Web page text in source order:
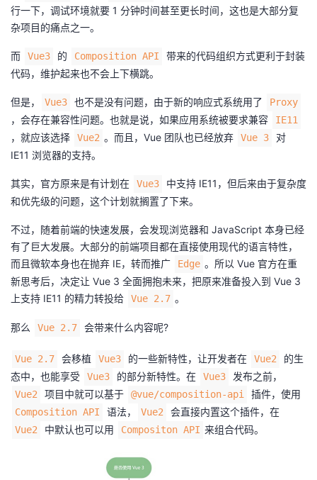
者
学
堂
我
的
课
程
我
的
认
证
我
的
实
验
我
的
收
藏
支
持
的
技
术
支
持
我
的
云
声
建
议
行一下，调试环境就要 1 分钟时间甚至更长时间，这也是大部分复
杂项目的痛点之一。
而 Vue3 的 Composition API
带来的代码组织方式更利于封装
代码，维护起来也不会上下横跳。
但是， Vue3 也不是没有问题，由于新的响应式系统用了 Proxy
，会存在兼容性问题。也就是说，如果应用系统被要求兼容 IE11
，就应该选择 Vue2 。而且，Vue 团队也已经放弃 Vue 3
对
IE11 浏览器的支持。
其实，官方原来是有计划在 Vue3
中支持 IE11，但后来由于复杂度
和优先级的问题，这个计划就搁置了下来。
不过，随着前端的快速发展，会发现浏览器和 JavaScript 本身已经
有了巨大发展。大部分的前端项目都在直接使用现代的语言特性，
而且微软本身也在抛弃 IE，转而推广
Edge 。所以 Vue 官方在重
新思考后，决定让 Vue 3 全面拥抱未来，把原来准备投入到 Vue 3
上支持 IE11 的精力转投给
Vue 2.7 。
那么 Vue 2.7 会带来什么内容呢?
Vue 2.7 会移植 Vue3 的一些新特性，让开发者在 Vue2
的生
态中，也能享受
Vue3 的部分新特性。在 Vue3 发布之前，
Vue2 项目中就可以基于 @vue/composition-api 插件，使用
Composition API 语法， Vue2 会直接内置这个插件，在
Vue2 中默认也可以用 Compositon API 来组合代码。